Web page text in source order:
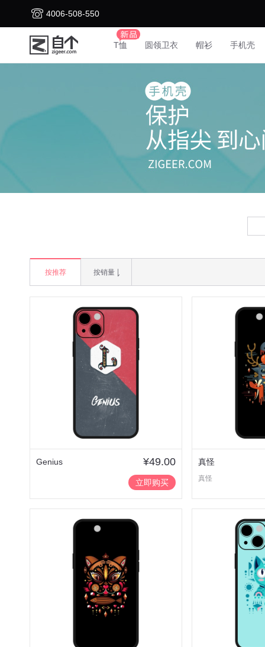
4006-508-550
T恤 圆领卫衣 帽衫 手机壳
按推荐 按销量
Genius ¥49.00
立即购买
真怪
真怪